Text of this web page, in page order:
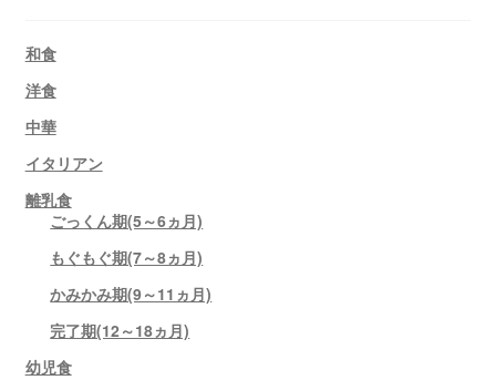
和食
洋食
中華
イタリアン
離乳食
ごっくん期(5～6ヵ月)
もぐもぐ期(7～8ヵ月)
かみかみ期(9～11ヵ月)
完了期(12～18ヵ月)
幼児食